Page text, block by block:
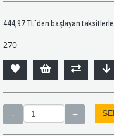
444,97 TL `den başlayan taksitlerle
270